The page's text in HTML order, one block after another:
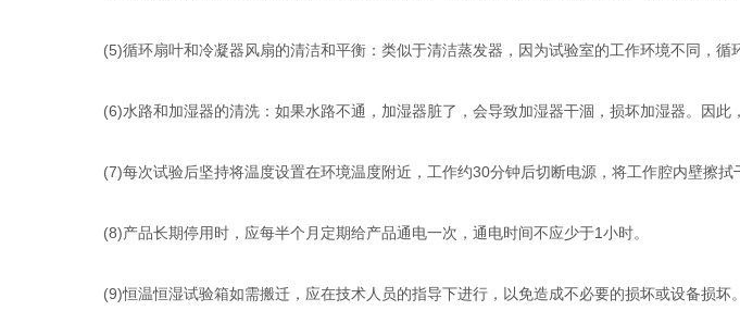
(5)循环扇叶和冷凝器风扇的清洁和平衡：类似于清洁蒸发器，因为试验室的工作环境不同，循
(6)水路和加湿器的清洗：如果水路不通，加湿器脏了，会导致加湿器干涸，损坏加湿器。因此
(7)每次试验后坚持将温度设置在环境温度附近，工作约30分钟后切断电源，将工作腔内壁擦拭
(8)产品长期停用时，应每半个月定期给产品通电一次，通电时间不应少于1小时。
(9)恒温恒湿试验箱如需搬迁，应在技术人员的指导下进行，以免造成不必要的损坏或设备损坏。